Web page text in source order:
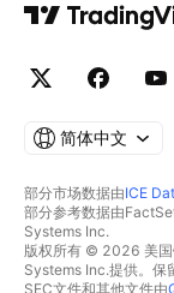
简体中文
部分市场数据由ICE
部分参考数据由
Systems Inc.
版权所有 © 2026 美国
Systems Inc.提供。保
SEC文件和其他文件由